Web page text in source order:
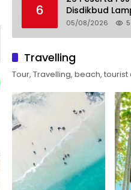
6
Disdikbud
05/08/2026 5
Travelling
Tour, Travelling, beach,